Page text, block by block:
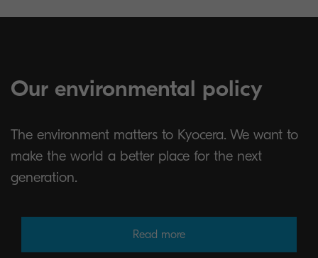
Our environmental policy
The environment matters to Kyocera. We want to
make the world a better place for the next
generation.
Read more